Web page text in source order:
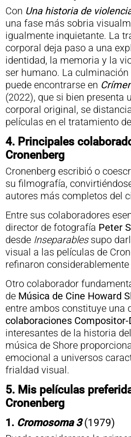
Con Una historia de
una fase más sobria
igualmente inquietante. La
corporal deja paso a una
identidad, la memoria y la
ser humano. La
puede encontrarse en
(2022), que si bien presenta
corporal original, se
películas en el tratamiento
4. Principales
Cronenberg
Cronenberg escribió o
su filmografía,
autores más completos del
Entre sus colaboradores
director de fotografía Peter
desde Inseparablessupo
visual a las películas de
refinaron
Otro colaborador
de Música de Cine Howard
entre ambos constituye una
colaboraciones
interesantes de la historia
música de Shore
emocional a universos
frialdad visual.
5. Mis películas
Cronenberg
1. Cromosoma 3 (1979)